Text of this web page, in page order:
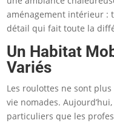
aménagement intérieur :
détail qui fait toute la
Un Habitat
Variés
Les roulottes ne sont
vie nomades.
particuliers que les